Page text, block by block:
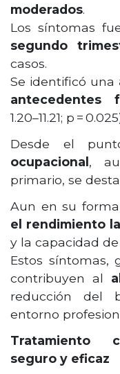
moderados.
Los síntomas
segundo
casos.
Se identificó una
antecedentes
1.20–11.21; p =
Desde el
ocupacional ,
primario, se
Aun en su
el rendimiento
y la capacidad
Estos síntomas,
contribuyen al
reducción del
entorno
Tratamiento
seguro y eficaz